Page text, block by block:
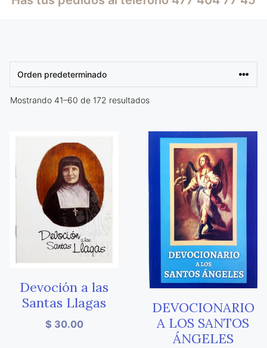
Mostrando 41–60 de 172 resultados
Devoción a las
Santas Llagas
$ 30.00
DEVOCIONARIO
A LOS SANTOS
ÁNGELES